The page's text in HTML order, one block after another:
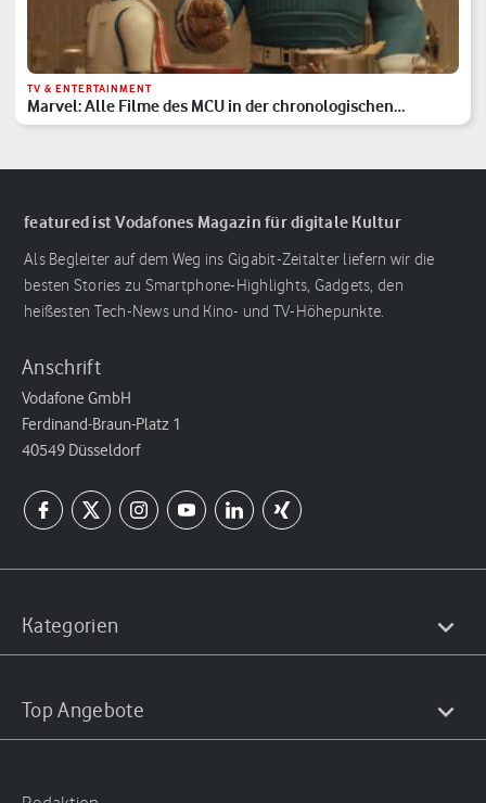
TV & ENTERTAINMENT
Marvel: Alle Filme des MCU in der chronologischen
Reihenfolge
featured ist Vodafones Magazin für digitale Kultur
Als Begleiter auf dem Weg ins Gigabit-Zeitalter liefern wir die
besten Stories zu Smartphone-Highlights, Gadgets, den
heißesten Tech-News und Kino- und TV-Höhepunkte.
Anschrift
Vodafone GmbH
Ferdinand-Braun-Platz 1
40549 Düsseldorf
Kategorien
Top Angebote